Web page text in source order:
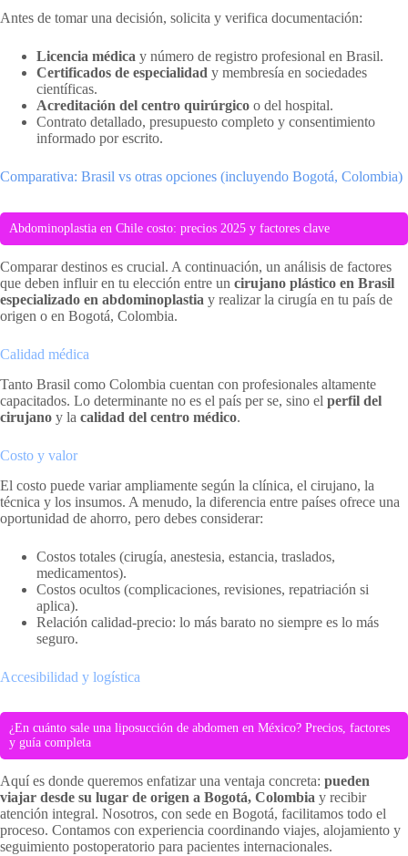
Antes de tomar una decisión, solicita y verifica documentación:
Licencia médica y número de registro profesional en Brasil.
Certificados de especialidad y membresía en sociedades
científicas.
Acreditación del centro quirúrgico o del hospital.
Contrato detallado, presupuesto completo y consentimiento
informado por escrito.
Comparativa: Brasil vs otras opciones (incluyendo Bogotá, Colombia)
Abdominoplastia en Chile costo: precios 2025 y factores clave
Comparar destinos es crucial. A continuación, un análisis de factores
que deben influir en tu elección entre un cirujano plástico en Brasil
especializado en abdominoplastia y realizar la cirugía en tu país de
origen o en Bogotá, Colombia.
Calidad médica
Tanto Brasil como Colombia cuentan con profesionales altamente
capacitados. Lo determinante no es el país per se, sino el perfil del
cirujano y la calidad del centro médico.
Costo y valor
El costo puede variar ampliamente según la clínica, el cirujano, la
técnica y los insumos. A menudo, la diferencia entre países ofrece una
oportunidad de ahorro, pero debes considerar:
Costos totales (cirugía, anestesia, estancia, traslados,
medicamentos).
Costos ocultos (complicaciones, revisiones, repatriación si
aplica).
Relación calidad-precio: lo más barato no siempre es lo más
seguro.
Accesibilidad y logística
¿En cuánto sale una liposucción de abdomen en México? Precios, factores
y guía completa
Aquí es donde queremos enfatizar una ventaja concreta: pueden
viajar desde su lugar de origen a Bogotá, Colombia y recibir
atención integral. Nosotros, con sede en Bogotá, facilitamos todo el
proceso. Contamos con experiencia coordinando viajes, alojamiento y
seguimiento postoperatorio para pacientes internacionales.